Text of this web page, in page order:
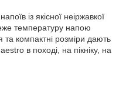
із якісної неіржавкої
температуру напою
та компактні розміри дають
в поході, на пікніку, на